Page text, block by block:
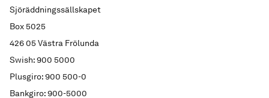
Sjöräddningssällskapet
Box 5025
426 05 Västra Frölunda
Swish: 900 5000
Plusgiro: 900 500-0
Bankgiro: 900-5000